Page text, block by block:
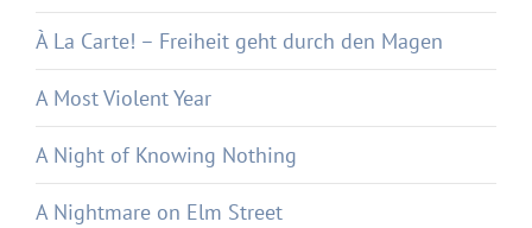
À La Carte! – Freiheit geht durch den Magen
A Most Violent Year
A Night of Knowing Nothing
A Nightmare on Elm Street